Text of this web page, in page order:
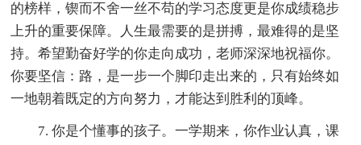
的榜样，锲而不舍一丝不苟的学习态度更是你成绩稳步
上升的重要保障。人生最需要的是拼搏，最难得的是坚
持。希望勤奋好学的你走向成功，老师深深地祝福你。
你要坚信：路，是一步一个脚印走出来的，只有始终如
一地朝着既定的方向努力，才能达到胜利的顶峰。
7. 你是个懂事的孩子。一学期来，你作业认真，课